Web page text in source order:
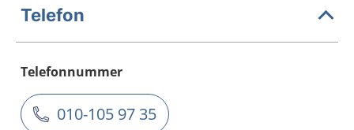
Telefon
Telefonnummer
010-105 97 35